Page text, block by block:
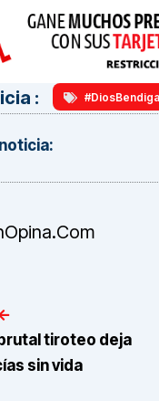
:
tiroteo deja
sin vida